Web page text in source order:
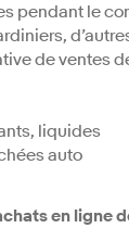
pendant le
de ventes
liquides
auto
en ligne